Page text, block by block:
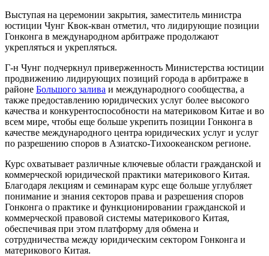
Выступая на церемонии закрытия, заместитель министра
юстиции Чунг Квок-кван отметил, что лидирующие позиции
Гонконга в международном арбитраже продолжают
укрепляться и укрепляться.
Г-н Чунг подчеркнул приверженность Министерства юстиции
продвижению лидирующих позиций города в арбитраже в
районе Большого залива и международного сообщества, а
также предоставлению юридических услуг более высокого
качества и конкурентоспособности на материковом Китае и во
всем мире, чтобы еще больше укрепить позиции Гонконга в
качестве международного центра юридических услуг и услуг
по разрешению споров в Азиатско-Тихоокеанском регионе.
Курс охватывает различные ключевые области гражданской и
коммерческой юридической практики материкового Китая.
Благодаря лекциям и семинарам курс еще больше углубляет
понимание и знания секторов права и разрешения споров
Гонконга о практике и функционировании гражданской и
коммерческой правовой системы материкового Китая,
обеспечивая при этом платформу для обмена и
сотрудничества между юридическим сектором Гонконга и
материкового Китая.